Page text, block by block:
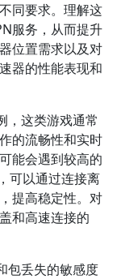
同要求。理解这
服务，从而提升
位置需求以及对
器的性能表现和
，这类游戏通常
的流畅性和实时
能会遇到较高的
可以通过连接离
提高稳定性。对
和高速连接的
包丢失的敏感度